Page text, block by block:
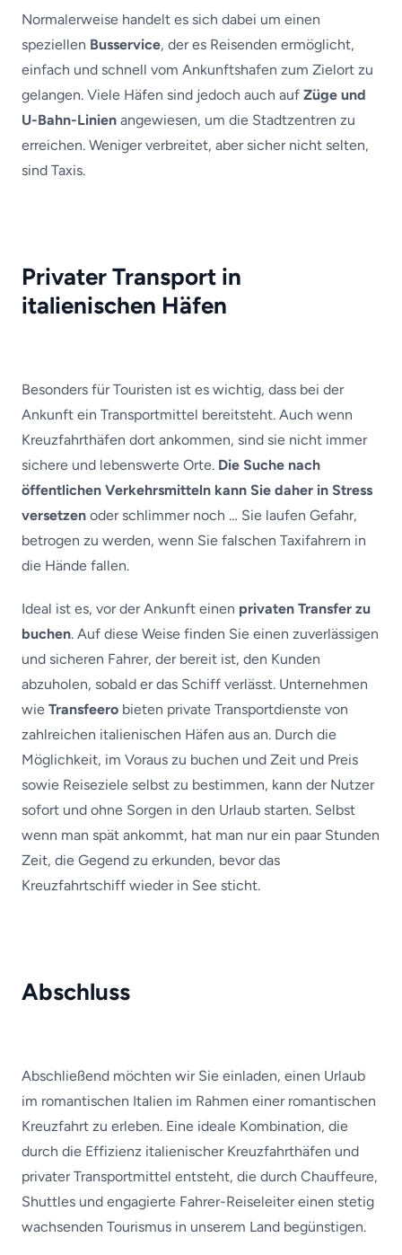
Normalerweise handelt es sich dabei um einen
speziellen Busservice, der es Reisenden ermöglicht,
einfach und schnell vom Ankunftshafen zum Zielort zu
gelangen. Viele Häfen sind jedoch auch auf Züge und
U-Bahn-Linien angewiesen, um die Stadtzentren zu
erreichen. Weniger verbreitet, aber sicher nicht selten,
sind Taxis.
Privater Transport in
italienischen Häfen
Besonders für Touristen ist es wichtig, dass bei der
Ankunft ein Transportmittel bereitsteht. Auch wenn
Kreuzfahrthäfen dort ankommen, sind sie nicht immer
sichere und lebenswerte Orte. Die Suche nach
öffentlichen Verkehrsmitteln kann Sie daher in Stress
versetzen oder schlimmer noch … Sie laufen Gefahr,
betrogen zu werden, wenn Sie falschen Taxifahrern in
die Hände fallen.
Ideal ist es, vor der Ankunft einen privaten Transfer zu
buchen. Auf diese Weise finden Sie einen zuverlässigen
und sicheren Fahrer, der bereit ist, den Kunden
abzuholen, sobald er das Schiff verlässt. Unternehmen
wie Transfeero bieten private Transportdienste von
zahlreichen italienischen Häfen aus an. Durch die
Möglichkeit, im Voraus zu buchen und Zeit und Preis
sowie Reiseziele selbst zu bestimmen, kann der Nutzer
sofort und ohne Sorgen in den Urlaub starten. Selbst
wenn man spät ankommt, hat man nur ein paar Stunden
Zeit, die Gegend zu erkunden, bevor das
Kreuzfahrtschiff wieder in See sticht.
Abschluss
Abschließend möchten wir Sie einladen, einen Urlaub
im romantischen Italien im Rahmen einer romantischen
Kreuzfahrt zu erleben. Eine ideale Kombination, die
durch die Effizienz italienischer Kreuzfahrthäfen und
privater Transportmittel entsteht, die durch Chauffeure,
Shuttles und engagierte Fahrer-Reiseleiter einen stetig
wachsenden Tourismus in unserem Land begünstigen.